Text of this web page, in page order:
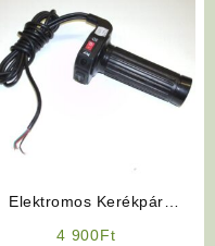
Elektromos Kerékpár
4 900Ft